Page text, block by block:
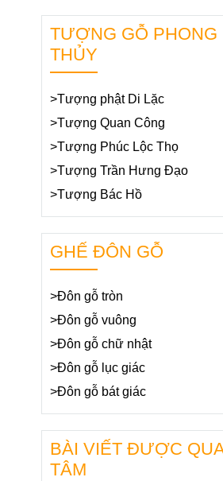
TƯỢNG GỖ PHONG
THỦY
>Tượng phật Di Lặc
>Tượng Quan Công
>Tượng Phúc Lộc Thọ
>Tượng Trần Hưng Đạo
>Tượng Bác Hồ
GHẾ ĐÔN GỖ
>Đôn gỗ tròn
>Đôn gỗ vuông
>Đôn gỗ chữ nhật
>Đôn gỗ lục giác
>Đôn gỗ bát giác
BÀI VIẾT ĐƯỢC
TÂM